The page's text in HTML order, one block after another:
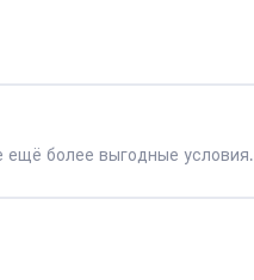
более выгодные условия.